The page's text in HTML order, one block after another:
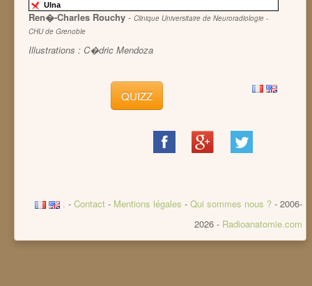
Ulna
Ren�-Charles Rouchy - Clinique Universitaire de Neuroradiologie -
CHU de Grenoble
Illustrations : C�dric Mendoza
QUIZZ
Share
on
Share
on
Share
on
. - Contact - Mentions légales - Qui sommes nous ? - 2006-
2026 - Radioanatomie.com